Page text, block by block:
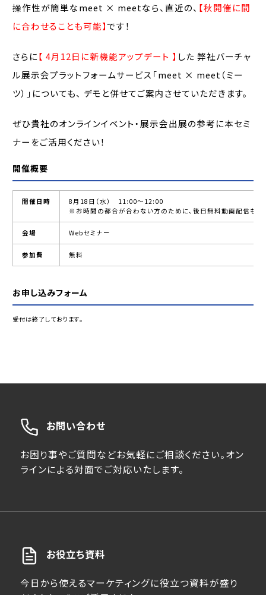
操作性が簡単なmeet × meetなら、直近の、 【秋開催に間
に合わせることも可能】です！
さらに【 4月12日に新機能アップデート 】 した 弊社バーチャ
ル展示会プラットフォームサービス「meet × meet（ミー
ツ）」についても、 デモと併せてご案内させていただきます。
ぜひ貴社のオンラインイベント・展示会出展の参考に本セミ
ナーをご活用ください！
開催概要
開催日時
8月18日（水） 11:00～12:00
※お時間の都合が合わない方のために、後日無料動画配信も予
会場 Webセミナー
参加費 無料
お申し込みフォーム
受付は終了しております。
お問い合わせ
お困り事やご質問などお気軽にご相談ください。オン
ラインによる対面でご対応いたします。
お役立ち資料
今日から使えるマーケティングに役立つ資料が盛り